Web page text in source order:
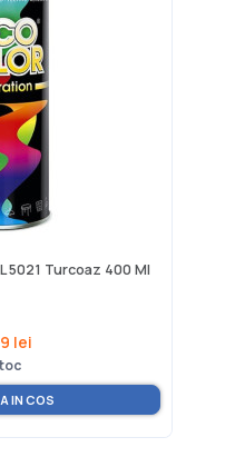
5021 Turcoaz 400 Ml
lei
IN COS